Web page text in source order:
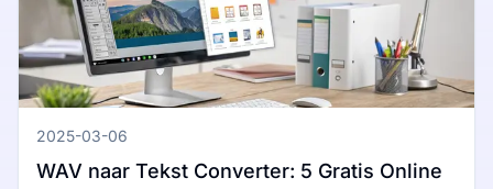
2025-03-06
WAV naar Tekst Converter: 5 Gratis Online